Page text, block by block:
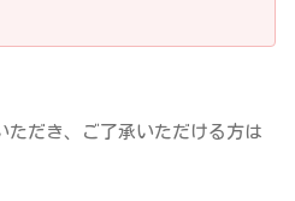
ただき、ご了承いただける方は